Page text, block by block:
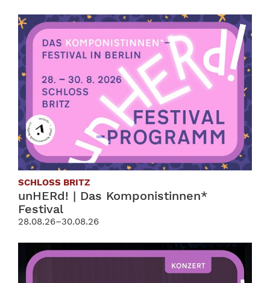
SCHLOSS BRITZ
unHERd! | Das Komponistinnen*
Festival
28.08.26–30.08.26